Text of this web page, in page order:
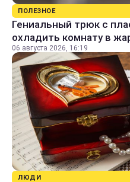
ПОЛЕЗНОЕ
Гениальный трюк с
охладить комнату в
06 августа 2026, 16:19
ЛЮДИ